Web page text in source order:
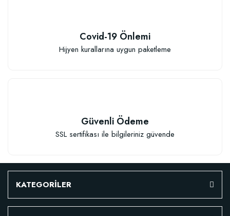
Çiçek Soğanları İçin Özel Karışım Çiçek Soğanı Dikim Gübresi (50 Soğan
106,81 TL
Covid-19 Önlemi
Hijyen kurallarına uygun paketleme
Güvenli Ödeme
SSL sertifikası ile bilgileriniz güvende
KATEGORİLER